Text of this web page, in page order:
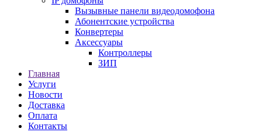
Вызывные панели видеодомофона
Абонентские устройства
Конвертеры
Аксессуары
Контроллеры
ЗИП
Главная
Услуги
Новости
Доставка
Оплата
Контакты